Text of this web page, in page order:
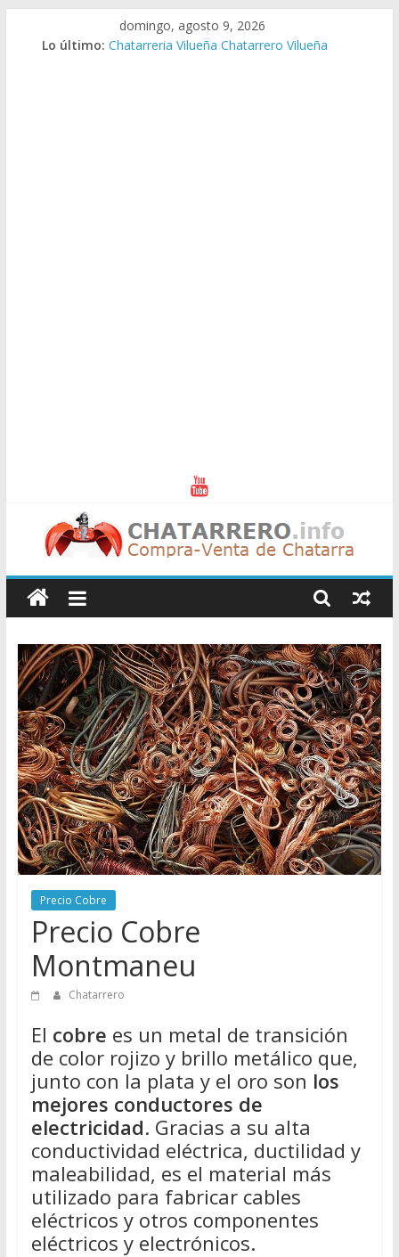
domingo, agosto 9, 2026
Lo último: Chatarreria Vilueña Chatarrero Vilueña
Chatarreros
–
Precio
de
Chatarra
Directorio
de
Chatarreros
para
vender
Chatarra
Precio Cobre
Precio Cobre
Montmaneu
Chatarrero
El cobre es un metal de transición
de color rojizo y brillo metálico que,
junto con la plata y el oro son los
mejores conductores de
electricidad. Gracias a su alta
conductividad eléctrica, ductilidad y
maleabilidad, es el material más
utilizado para fabricar cables
eléctricos y otros componentes
eléctricos y electrónicos.